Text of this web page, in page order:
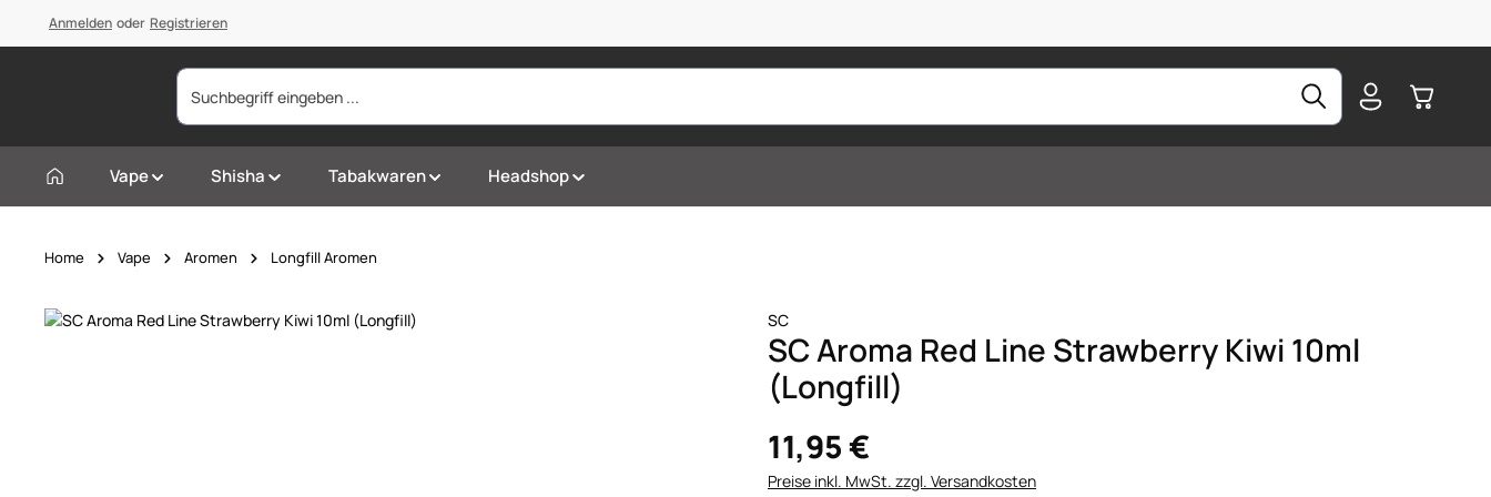
Zur Hauptnavigation springen
Anmelden oder Registrieren
Vape Shisha Tabakwaren Headshop
Home Vape Aromen Longfill Aromen
Bildergalerie überspringen SC
SC Aroma Red Line Strawberry Kiwi 10ml
(Longfill)
11,95 €
Preise inkl. MwSt. zzgl. Versandkosten